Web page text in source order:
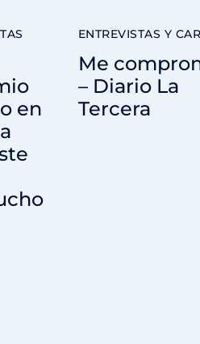
en
ENTREVISTAS Y
Me
– Diario La
Tercera